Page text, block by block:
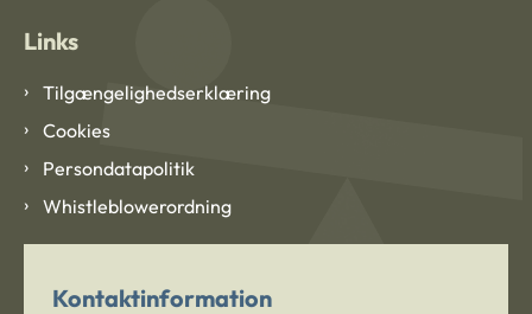
Links
Tilgængelighedserklæring
Cookies
Persondatapolitik
Whistleblowerordning
Kontaktinformation